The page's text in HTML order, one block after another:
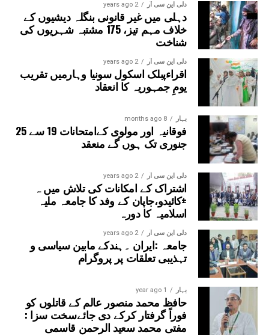
دلی این سی آر 2 years ago
دہلی میں غیر قانونی بنگلہ دیشیوں کے
خلاف مہم تیز، 175 مشتبہ شہریوں کی
شناخت
دلی این سی آر 2 years ago
اقراءپبلک اسکول سونیا وہارمیں تقریب
یومِ جمہوریہ کا انعقاد
بہار 8 months ago
فوقانیہ اور مولوی کےامتحانات 19 سے 25
جنوری تک ہوں گے منعقد
دلی این سی آر 2 years ago
اشتراک کے امکانات کی تلاش میں ہ
±کائیدو،جاپان کے وفد کا جامعہ ملیہ
اسلامیہ کا دورہ
دلی این سی آر 2 years ago
جامعہ :ایران ۔ہندکے مابین سیاسی و
تہذیبی تعلقات پر پروگرام
بہار 1 year ago
حافظ محمد منصور عالم کے قاتلوں کو
فوراً گرفتار کرکے دی جائےسخت سزا :
مفتی محمد سعید الرحمن قاسمی